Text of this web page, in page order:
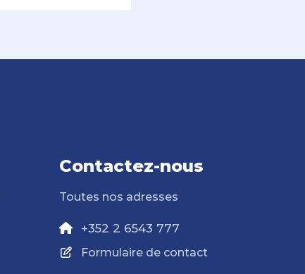
Contactez-nous
Toutes nos adresses
+352 2 6543 777
Formulaire de contact